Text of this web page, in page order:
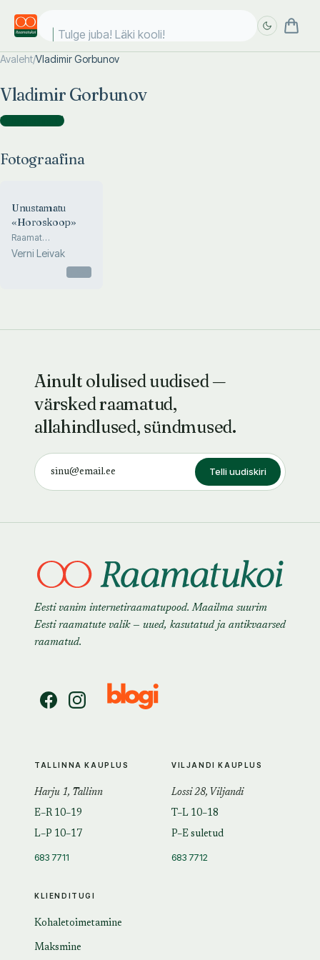
Tulge juba! Läki kooli!
Avaleht/Vladimir Gorbunov
Vladimir Gorbunov
Fotograafina )
Fotograafina
Unustamatu
«Horoskoop»
Raamat
legendaarse
«Horoskoobi»
Verni Leivak
Ainult olulised uudised —
värsked raamatud,
allahindlused, sündmused.
Telli uudiskiri
Eesti vanim internetiraamatupood. Maailma suurim
Eesti raamatute valik — uued, kasutatud ja antikvaarsed
raamatud.
KLIENDITUGI
Kohaletoimetamine
Maksmine
TALLINNA KAUPLUS
Harju 1, Tallinn
E–R 10–19
L–P 10–17
683 7711
VILJANDI KAUPLUS
Lossi 28, Viljandi
T–L 10–18
P–E suletud
683 7712